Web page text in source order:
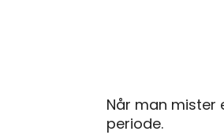
Når man mister
periode.